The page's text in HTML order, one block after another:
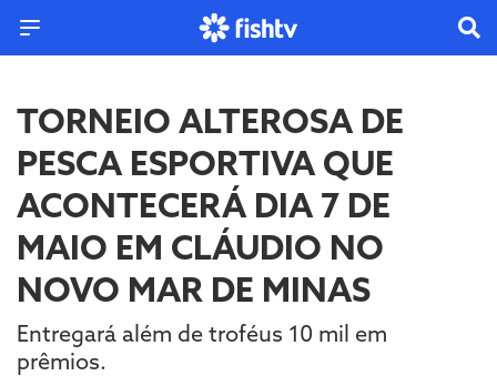
TORNEIO ALTEROSA DE
PESCA ESPORTIVA QUE
ACONTECERÁ DIA 7 DE
MAIO EM CLÁUDIO NO
NOVO MAR DE MINAS
Entregará além de troféus 10 mil em
prêmios.